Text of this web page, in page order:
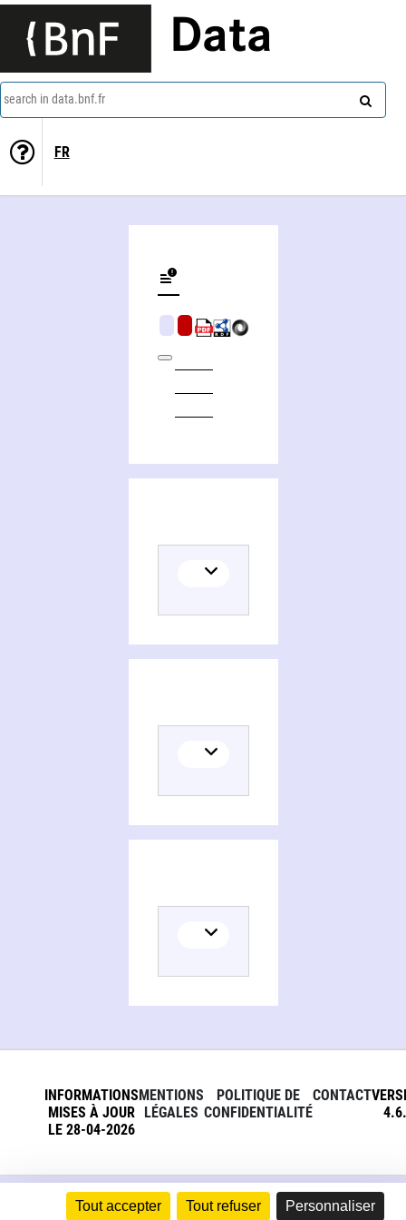
Tout accepter Tout refuser Personnaliser
Data
search in data.bnf.fr
FR
INFORMATIONS
MISES À JOUR
LE 28-04-2026
MENTIONS
LÉGALES
POLITIQUE DE
CONFIDENTIALITÉ
CONTACT